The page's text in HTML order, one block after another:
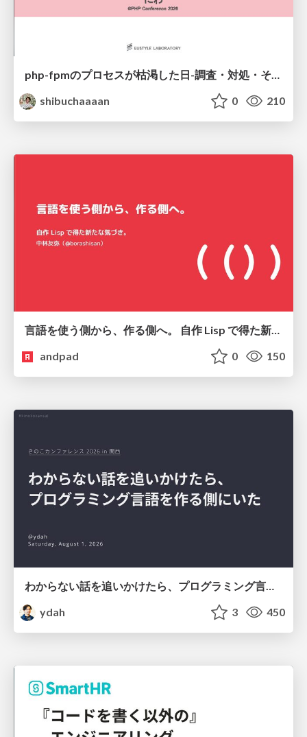
php-fpmのプロセスが枯渇した日-調査・対処・そして本当にやるべきだったこと-
shibuchaaaan
0 210
言語を使う側から、作る側へ。 自作 Lisp で得た新たな気づき。
andpad
0 150
ydah
3 450